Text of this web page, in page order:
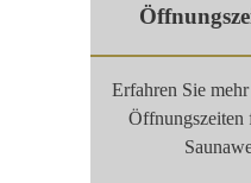
Erfahren Sie
Öffnungszeiten